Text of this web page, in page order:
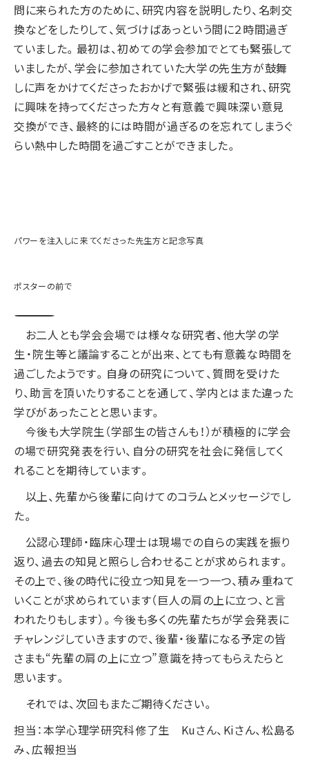
問に来られた方のために、研究内容を説明したり、名刺交
換などをしたりして、気づけばあっという間に２時間過ぎ
ていました。最初は、初めての学会参加でとても緊張して
いましたが、学会に参加されていた大学の先生方が鼓舞
しに声をかけてくださったおかげで緊張は緩和され、研究
に興味を持ってくださった方々と有意義で興味深い意見
交換ができ、最終的には時間が過ぎるのを忘れてしまうぐ
らい熱中した時間を過ごすことができました。
パワーを注入しに来てくださった先生方と記念写真
ポスターの前で
―――――――――――――――――――――――――――――――――――――――――――――――――――――――――
お二人とも学会会場では様々な研究者、他大学の学
生・院生等と議論することが出来、とても有意義な時間を
過ごしたようです。自身の研究について、質問を受けた
り、助言を頂いたりすることを通して、学内とはまた違った
学びがあったことと思います。
今後も大学院生（学部生の皆さんも！）が積極的に学会
の場で研究発表を行い、自分の研究を社会に発信してく
れることを期待しています。
以上、先輩から後輩に向けてのコラムとメッセージでし
た。
公認心理師・臨床心理士は現場での自らの実践を振り
返り、過去の知見と照らし合わせることが求められます。
その上で、後の時代に役立つ知見を一つ一つ、積み重ねて
いくことが求められています（巨人の肩の上に立つ、と言
われたりもします）。今後も多くの先輩たちが学会発表に
チャレンジしていきますので、後輩・後輩になる予定の皆
さまも“先輩の肩の上に立つ”意識を持ってもらえたらと
思います。
それでは、次回もまたご期待ください。
担当：本学心理学研究科修了生 Kuさん、Kiさん、松島る
み、広報担当